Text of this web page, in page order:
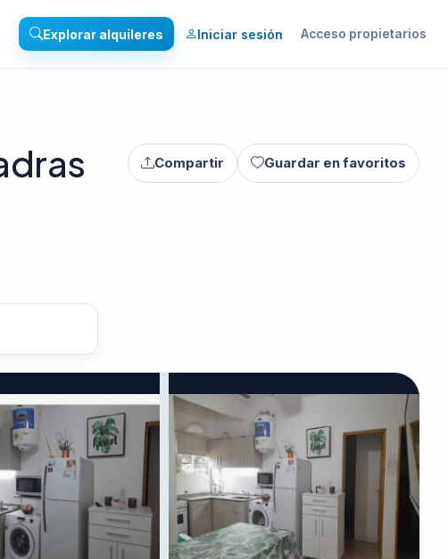
Explorar alquileres Iniciar sesión Acceso propietarios
Compartir Guardar en favoritos